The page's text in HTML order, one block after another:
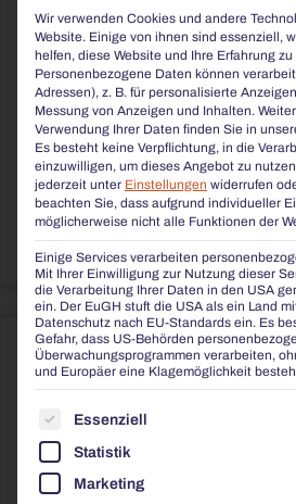
WIR GEWINNEN DEN IF DESIGN
Ein großer Erfolg für BENKERT: Die
überzeugt die internationale Jury des iF
Das Projekt steht exemplarisch für die
Fertigung, nachhaltigem Denken und
öffentlichen Raum.
JETZT LESEN »
Wir verwenden Cookies und andere
Website. Einige von ihnen sind essenziell,
helfen, diese Website und Ihre Erfahrung
Personenbezogene Daten können
Adressen), z. B. für personalisierte
Messung von Anzeigen und Inhalten.
Verwendung Ihrer Daten finden Sie in
Es besteht keine Verpflichtung, in die
einzuwilligen, um dieses Angebot zu
jederzeit unter Einstellungen widerrufen
beachten Sie, dass aufgrund individueller
möglicherweise nicht alle Funktionen der
Einige Services verarbeiten
Mit Ihrer Einwilligung zur Nutzung dieser
die Verarbeitung Ihrer Daten in den USA
ein. Der EuGH stuft die USA als ein Land
Datenschutz nach EU-Standards ein. Es
Gefahr, dass US-Behörden
Überwachungsprogrammen verarbeiten,
und Europäer eine Klagemöglichkeit
ES FOLGT EINE LISTE DER
Essenziell
Statistik
Marketing